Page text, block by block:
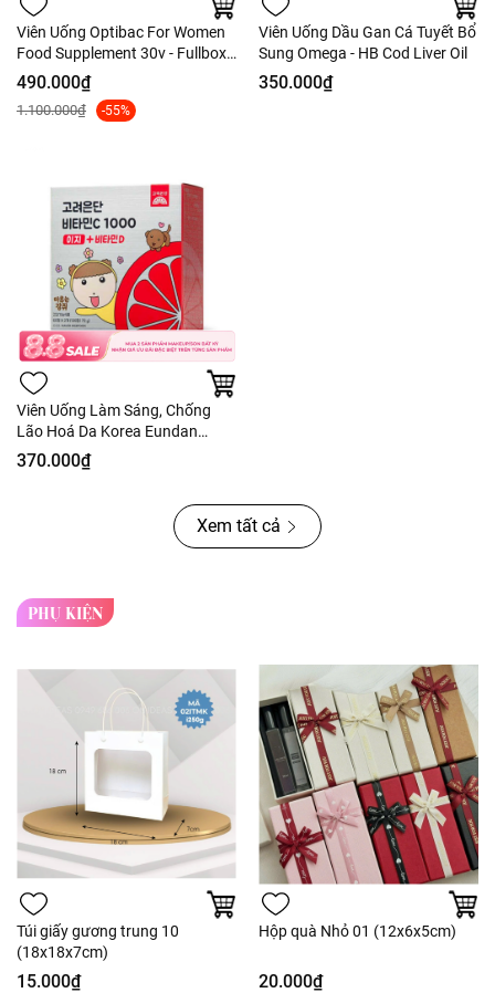
Viên Uống Optibac For Women
Food Supplement 30v - Fullbox
Công Ty
490.000₫
1.100.000₫ -55%
Viên Uống Dầu Gan Cá Tuyết Bổ
Sung Omega - HB Cod Liver Oil
350.000₫
Viên Uống Làm Sáng, Chống
Lão Hoá Da Korea Eundan
Vitamin C1000 Easy + Vitamin D
370.000₫
Xem tất cả
PHỤ KIỆN
Túi giấy gương trung 10
(18x18x7cm)
15.000₫
Hộp quà Nhỏ 01 (12x6x5cm)
20.000₫